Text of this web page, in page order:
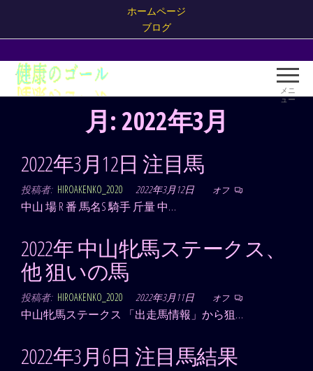
ホームページ
ブログ
の
ゴー
ル！
ール
がギ
ャン
だ！
メニ
ュー
月: 2022年3月
2022年3月12日 注目馬
投稿者: HIROAKENKO_2020 2022年3月12日 オフ
中山 場 R 番 馬名S 騎手 斤量 中…
2022年 中山牝馬ステークス、
他 狙いの馬
投稿者: HIROAKENKO_2020 2022年3月11日 オフ
中山牝馬ステークス 「出走馬情報」から狙…
2022年3月6日 注目馬結果